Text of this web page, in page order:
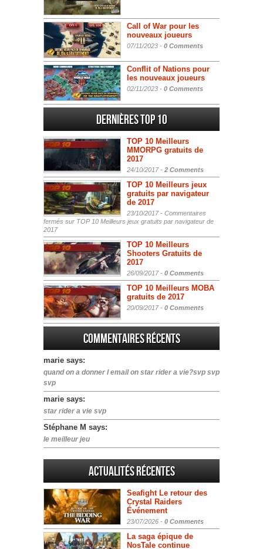
Call of War pour les
nouveaux joueurs
07/11/2023 - 0 Comments
Conflit of Nations pour
les nouveaux joueurs
02/11/2023 - 0 Comments
Dernières Top 10
TOP 10 Meilleurs
MMORPG gratuits de
2017
24/10/2017 - 2 Comments
TOP 10 Meilleurs jeux
gratuits par navigateur
de 2017
23/10/2017 - Commentaires
fermés sur TOP 10 Meilleurs jeux gratuits par navigateur de
2017
TOP 10 Meilleurs
Shooters Gratuits de
2017
26/09/2017 - 0 Comments
TOP 10 Meilleurs MOBA
gratuits de 2017
20/09/2017 - 0 Comments
Commentaires récents
marie says:
quand on a donner l email on star rider a vie?svp svp
svp
marie says:
star rider a vie svp
Stéphane M says:
le meilleur jeu
Actualités Récentes
Seafight Le retour des
Crystal Raiders
Événement
23/07/2026 - 0 Comments
La saga épique de
NosTale continue